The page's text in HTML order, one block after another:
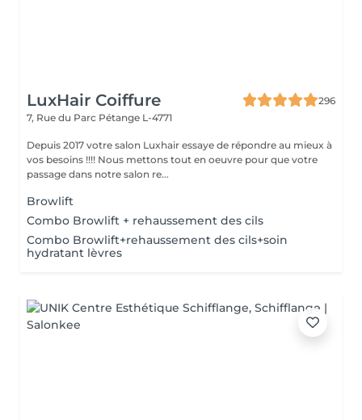
LuxHair Coiffure
296
7, Rue du Parc Pétange L-4771
Depuis 2017 votre salon Luxhair essaye de répondre au mieux à
vos besoins !!!! Nous mettons tout en oeuvre pour que votre
passage dans notre salon re...
Browlift
Combo Browlift + rehaussement des cils
Combo Browlift+rehaussement des cils+soin
hydratant lèvres